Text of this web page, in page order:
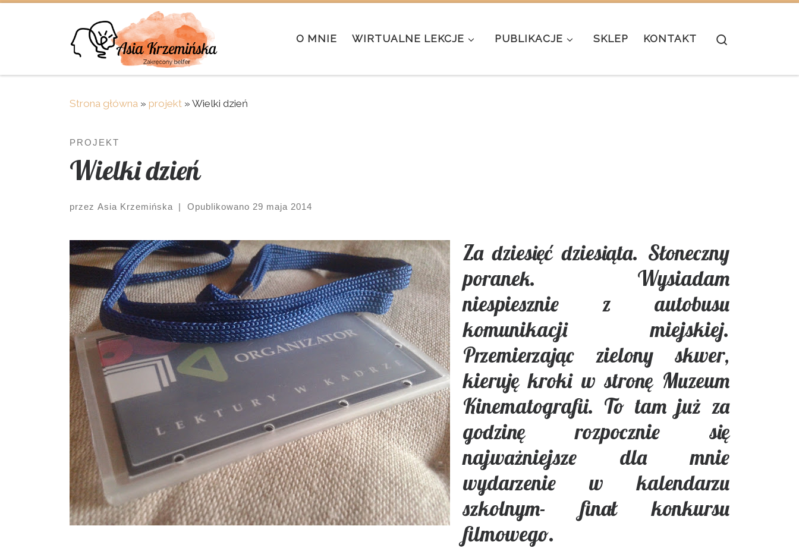
O MNIE WIRTUALNE LEKCJE PUBLIKACJE SKLEP KONTAKT
Strona główna » projekt » Wielki dzień
PROJEKT
Wielki dzień
przez Asia Krzemińska | Opublikowano 29 maja 2014
Za dziesięć dziesiąta. Słoneczny
poranek. Wysiadam
niespiesznie z autobusu
komunikacji miejskiej.
Przemierzając zielony skwer,
kieruję kroki w stronę Muzeum
Kinematografii. To tam już za
godzinę rozpocznie się
najważniejsze dla mnie
wydarzenie w kalendarzu
szkolnym- finał konkursu
filmowego.